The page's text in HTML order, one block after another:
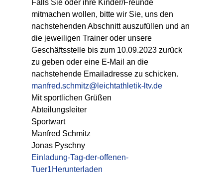
Falls Sie oder ihre Kinder/Freunde
mitmachen wollen, bitte wir Sie, uns den
nachstehenden Abschnitt auszufüllen und an
die jeweiligen Trainer oder unsere
Geschäftsstelle bis zum 10.09.2023 zurück
zu geben oder eine E-Mail an die
nachstehende Emailadresse zu schicken.
manfred.schmitz@leichtathletik-ltv.de
Mit sportlichen Grüßen
Abteilungsleiter
Sportwart
Manfred Schmitz
Jonas Pyschny
Einladung-Tag-der-offenen-
Tuer1Herunterladen